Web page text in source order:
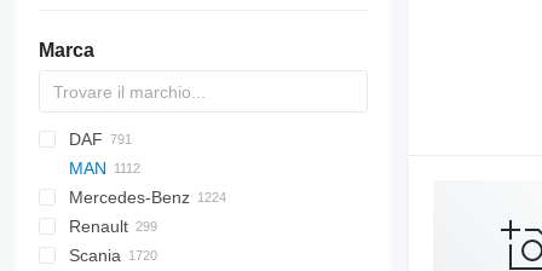
Marca
Q-series
DAF
CF
LF
XD
XF
Cargo
F-MAX
Transit
EuroCargo
Eurotech
Eurotrakker
S-Way
AW
MAN
A-series
F90
L2000
Mercedes-Benz
A-Class
Actros
Canter
Atleon
Renault
D-series
Scania